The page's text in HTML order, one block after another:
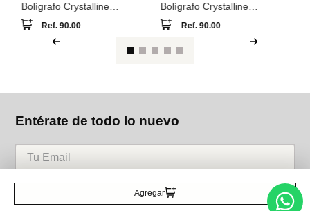
Agregar
Bolígrafo Crystalline
Swarovski Azul
Ref.90.00
Bolígrafo Crystalline
Swarovski Blanco
Ref. 90.00
Entérate de todo lo nuevo
Acepto la política de tratamiento de datos personales Suscribirse